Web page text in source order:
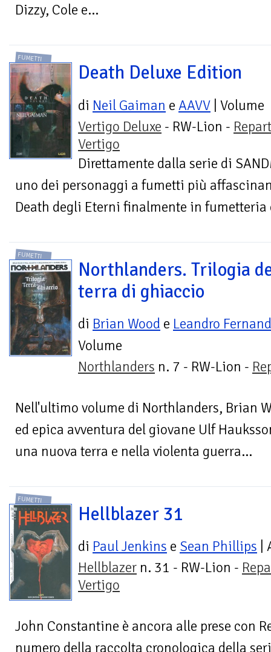
Dizzy, Cole e...
FUMETTI
Death Deluxe Edition
di Neil Gaiman e AAVV | Volume
Vertigo Deluxe - RW-Lion -
Vertigo
Direttamente dalla serie di
uno dei personaggi a fumetti più
Death degli Eterni finalmente in fumetteria
FUMETTI
Northlanders. Trilogia
terra di ghiaccio
di Brian Wood e Leandro
Volume
Northlanders n. 7 - RW-Lion -
Nell'ultimo volume di Northlanders, Brian
ed epica avventura del giovane Ulf
una nuova terra e nella violenta guerra...
FUMETTI
Hellblazer 31
di Paul Jenkins e Sean Phillips |
Hellblazer n. 31 - RW-Lion -
Vertigo
John Constantine è ancora alle prese con
numero della raccolta cronologica della